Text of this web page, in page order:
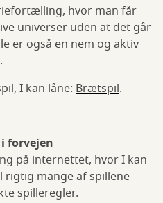
hvor man får
universer uden at det går
er også en nem og aktiv
I kan låne: Brætspil.
forvejen
på internettet, hvor I kan
rigtig mange af spillene
spilleregler.